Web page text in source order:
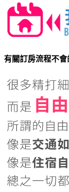
有關訂房流程不會